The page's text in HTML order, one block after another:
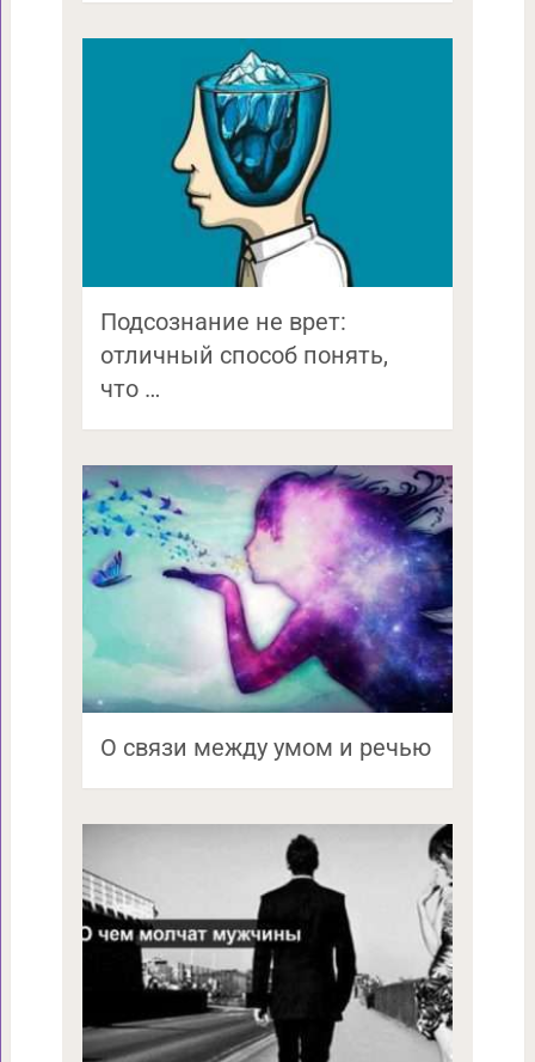
Подсознание не врет:
отличный способ понять,
что …
О связи между умом и речью